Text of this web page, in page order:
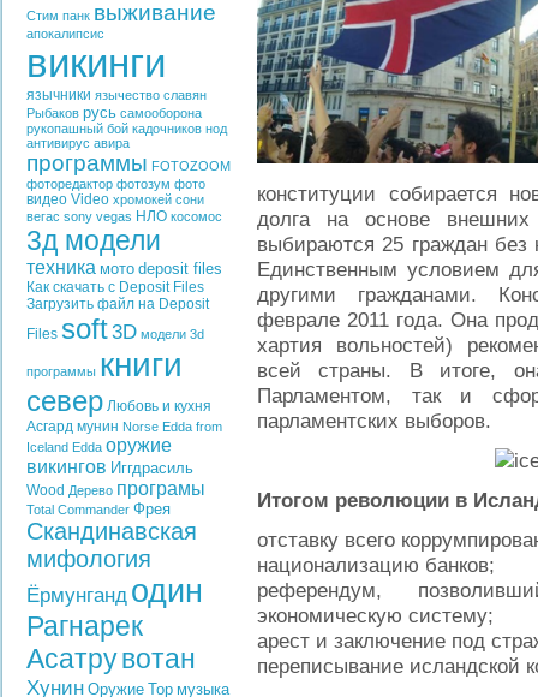
Стим панк выживание
апокалипсис
викинги
язычники язычество славян
Рыбаков русь самооборона
рукопашный бой кадочников нод
антивирус авира
программы FOTOZOOM
фоторедактор фотозум фото
видео Video хромокей сони
вегас sony vegas НЛО косомос
3д модели
техника мото deposit files
Как скачать с Deposit Files
Загрузить файл на Deposit
Files soft3D модели 3d
программы книги
север Любовь и кухня
Асгард мунин Norse Edda from
Iceland Edda оружие
викингов Иггдрасиль
Wood Дерево програмы
Total Commander Фрея
Скандинавская
мифология
Ёрмунганд один
Рагнарек
Асатрувотан
Хунин Оружие Тор музыка
конституции собирается
долга на основе
выбираются 25 граждан без
Единственным условием
другими гражданами.
феврале 2011 года. Она
хартия вольностей)
всей страны. В итоге,
Парламентом, так и
парламентских выборов.
Итогом революции в
отставку всего
национализацию банков;
референдум,
экономическую систему;
арест и заключение под
переписывание исландской